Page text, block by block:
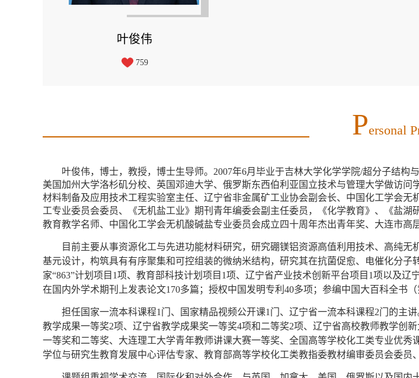
叶俊伟
759
PErsonal
叶俊伟，博士，教授，博士生导师。2007年6月毕业于吉林大学化学学院/超分子结
美国加州大学洛杉矶分校、英国邓迪大学、俄罗斯东西伯利亚国立技术与管理大学做访
材料制备及应用技术工程实验室主任、 辽宁省非金属矿工业协会副会长、 中国化工学会无
工专业委员会委员、《无机盐工业》期刊青年编委会副主任委员，《化学教育》、《盐湖
教育教学名师、 中国化工学会无机酸碱盐专业委员会成立四十周年杰出青年奖、大连市高
目前主要从事资源化工与先进功能材料研究， 研究硼镁铝资源高值利用技术、高纯无
基元设计，构筑具有有序聚集和可控组装的微纳米结构，研究其在抗菌促愈、电催化分
家“863”计划项目1项、教育部科技计划项目1项、辽宁省产业技术创新平台项目1项以及辽
在国内外学术期刊上发表论文170多篇；授权中国发明专利40多项；参编中国大百科全书
担任国家一流本科课程1门、
国家精品视频公开课1门、辽宁省一流本科课程2门的主
教学成果一等奖2项、辽宁省教学成果奖一等奖4项和二等奖2项、辽宁省高校教师教学创
一等奖和二等奖、大连理工大学青年教师讲课大赛一等奖、 全国高等学校化工类专业优秀
学位与研究生教育发展中心评估专家、教育部高等学校化工类教指委教材编审委员会委员